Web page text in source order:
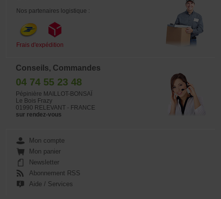
Nos partenaires logistique :
Frais d'expédition
Conseils, Commandes
04 74 55 23 48
Pépinière MAILLOT-BONSAÏ
Le Bois Frazy
01990 RELEVANT - FRANCE
sur rendez-vous
Mon compte
Mon panier
Newsletter
Abonnement RSS
Aide / Services